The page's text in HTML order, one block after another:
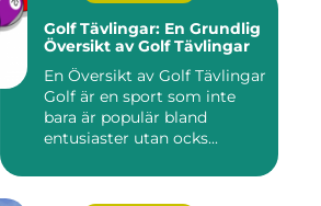
Golf Tävlingar: En Grundlig
Översikt av Golf Tävlingar
En Översikt av Golf Tävlingar
Golf är en sport som inte
bara är populär bland
entusiaster utan ocks...